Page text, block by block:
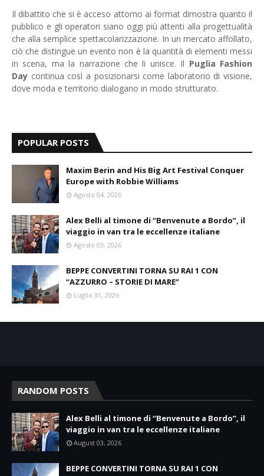
Il dibattito che si è acceso attorno ai format dimostra quanto il
pubblico e gli operatori siano oggi più attenti alla progettualità
che alla semplice spettacolarizzazione. In un mercato affollato,
ciò che distingue un evento non è la quantità di elementi messi
in scena, ma la narrazione che li unisce. Il Puglia Fashion
Day continua così a posizionarsi come laboratorio di visione,
dove moda e territorio dialogano in modo strutturato.
POPULAR POSTS
Maxim Berin and His Big Art Festival Conquer
Europe with Robbie Williams
Agosto 04, 2026
Alex Belli al timone di “Benvenute a Bordo”, il
viaggio in van tra le eccellenze italiane
Agosto 03, 2026
BEPPE CONVERTINI TORNA SU RAI 1 CON
“AZZURRO – STORIE DI MARE”
Luglio 31, 2026
RANDOM POSTS
Alex Belli al timone di “Benvenute a Bordo”, il
viaggio in van tra le eccellenze italiane
August 03, 2026
BEPPE CONVERTINI TORNA SU RAI 1 CON